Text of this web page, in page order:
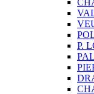
P.